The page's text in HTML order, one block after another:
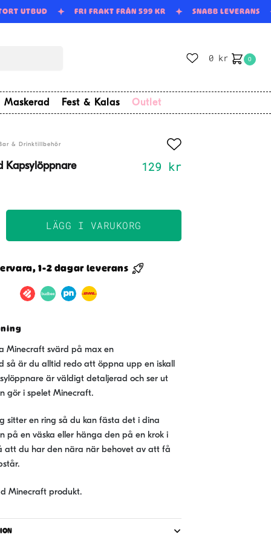
UTBUD FRI FRAKT FRÅN 599 KR SNABB LEVERANS
0 kr 0
Maskerad Fest & Kalas Outlet
& Drinktillbehör
Kapsylöppnare 129 kr
LÄGG I VARUKORG
1-2 dagar leverans
Minecraft svärd på max en
så är du alltid redo att öppna upp en iskall
är väldigt detaljerad och ser ut
gör i spelet Minecraft.
sitter en ring så du kan fästa det i dina
på en väska eller hänga den på en krok i
att du har den nära när behovet av att få
Minecraft produkt.